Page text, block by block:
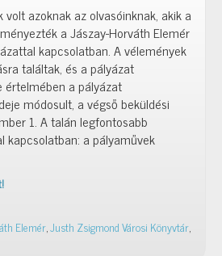
volt azoknak az olvasóinknak, akik a
a Jászay-Horváth Elemér
kapcsolatban. A vélemények
találtak, és a pályázat
értelmében a pályázat
módosult, a végső beküldési
1. A talán legfontosabb
kapcsolatban: a pályaművek
Elemér,Justh Zsigmond Városi Könyvtár,